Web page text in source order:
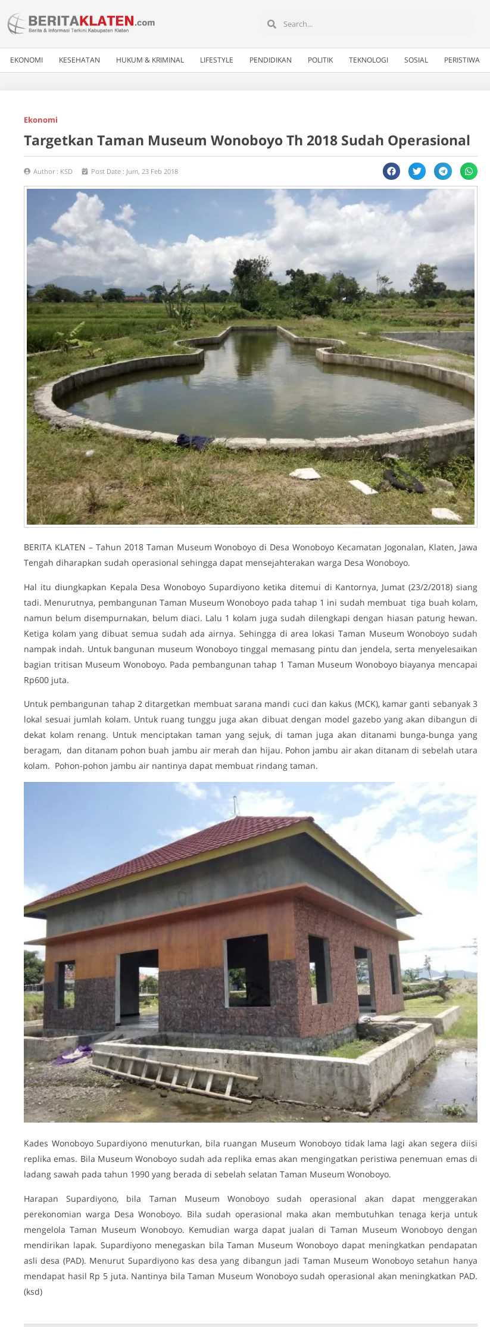
EKONOMI KESEHATAN HUKUM & KRIMINAL LIFESTYLE PENDIDIKAN POLITIK TEKNOLOGI SOSIAL PERISTIWA
Ekonomi
Targetkan Taman Museum Wonoboyo Th 2018 Sudah Operasional
Author : KSD Post Date : Jum, 23 Feb 2018
BERITA KLATEN – Tahun 2018 Taman Museum Wonoboyo di Desa Wonoboyo Kecamatan Jogonalan, Klaten, Jawa
Tengah diharapkan sudah operasional sehingga dapat mensejahterakan warga Desa Wonoboyo.
Hal itu diungkapkan Kepala Desa Wonoboyo Supardiyono ketika ditemui di Kantornya, Jumat (23/2/2018) siang
tadi. Menurutnya, pembangunan Taman Museum Wonoboyo pada tahap 1 ini sudah membuat tiga buah kolam,
namun belum disempurnakan, belum diaci. Lalu 1 kolam juga sudah dilengkapi dengan hiasan patung hewan.
Ketiga kolam yang dibuat semua sudah ada airnya. Sehingga di area lokasi Taman Museum Wonoboyo sudah
nampak indah. Untuk bangunan museum Wonoboyo tinggal memasang pintu dan jendela, serta menyelesaikan
bagian tritisan Museum Wonoboyo. Pada pembangunan tahap 1 Taman Museum Wonoboyo biayanya mencapai
Rp600 juta.
Untuk pembangunan tahap 2 ditargetkan membuat sarana mandi cuci dan kakus (MCK), kamar ganti sebanyak 3
lokal sesuai jumlah kolam. Untuk ruang tunggu juga akan dibuat dengan model gazebo yang akan dibangun di
dekat kolam renang. Untuk menciptakan taman yang sejuk, di taman juga akan ditanami bunga-bunga yang
beragam, dan ditanam pohon buah jambu air merah dan hijau. Pohon jambu air akan ditanam di sebelah utara
kolam. Pohon-pohon jambu air nantinya dapat membuat rindang taman.
Kades Wonoboyo Supardiyono menuturkan, bila ruangan Museum Wonoboyo tidak lama lagi akan segera diisi
replika emas. Bila Museum Wonoboyo sudah ada replika emas akan mengingatkan peristiwa penemuan emas di
ladang sawah pada tahun 1990 yang berada di sebelah selatan Taman Museum Wonoboyo.
Harapan Supardiyono, bila Taman Museum Wonoboyo sudah operasional akan dapat menggerakan
perekonomian warga Desa Wonoboyo. Bila sudah operasional maka akan membutuhkan tenaga kerja untuk
mengelola Taman Museum Wonoboyo. Kemudian warga dapat jualan di Taman Museum Wonoboyo dengan
mendirikan lapak. Supardiyono menegaskan bila Taman Museum Wonoboyo dapat meningkatkan pendapatan
asli desa (PAD). Menurut Supardiyono kas desa yang dibangun jadi Taman Museum Wonoboyo setahun hanya
mendapat hasil Rp 5 juta. Nantinya bila Taman Museum Wonoboyo sudah operasional akan meningkatkan PAD.
(ksd)